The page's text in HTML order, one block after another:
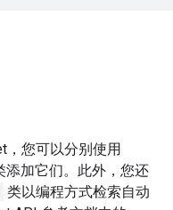
，您可以分别使用
添加它们。此外，您还
类以编程方式检索自动